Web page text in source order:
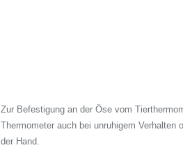
Zur Befestigung an der Öse vom
Thermometer auch bei unruhigem
der Hand.